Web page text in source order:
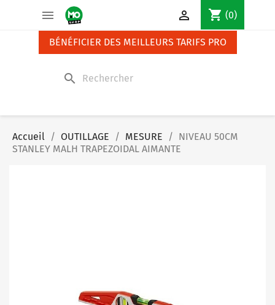
 shopping_cart (0)

BÉNÉFICIER DES MEILLEURS TARIFS PRO
search
Accueil OUTILLAGE MESURE
NIVEAU 50CM
STANLEY MALH TRAPEZOIDAL AIMANTE
Panneau de gestion des cookies